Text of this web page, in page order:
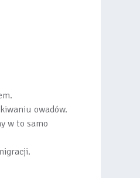
owadów.
w to samo